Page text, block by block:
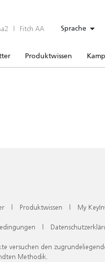
| Fitch AA Sprache
Produktwissen
| Produktwissen | My
|
versuchen den
Methodik.